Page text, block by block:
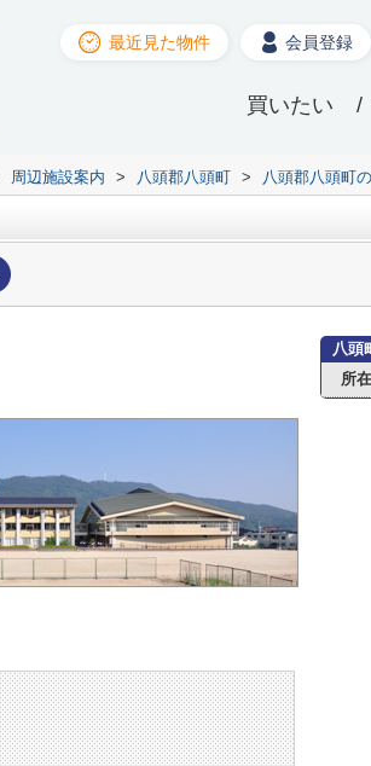
最近見た物件 会員登録
買いたい
周辺施設案内 > 八頭郡八頭町 > 八頭郡八頭町
八頭
所